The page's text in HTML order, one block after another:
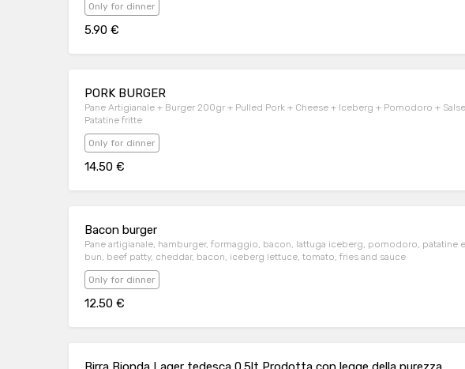
Only for dinner
5.90 €
PORK BURGER
Pane Artigianale + Burger 200gr + Pulled Pork + Cheese + Iceberg + Pomodoro +
Patatine fritte
Only for dinner
14.50 €
Bacon burger
Pane artigianale, hamburger, formaggio, bacon, lattuga iceberg, pomodoro, patatine
bun, beef patty, cheddar, bacon, iceberg lettuce, tomato, fries and sauce
Only for dinner
12.50 €